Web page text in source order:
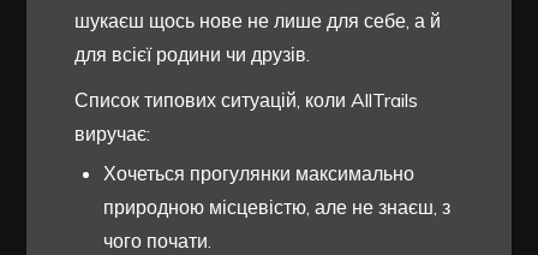
шукаєш щось нове не лише для себе, а й
для всієї родини чи друзів.
Список типових ситуацій, коли AllTrails
виручає:
Хочеться прогулянки максимально
природною місцевістю, але не знаєш, з
чого почати.